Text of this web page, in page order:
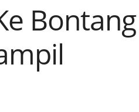
Bontang